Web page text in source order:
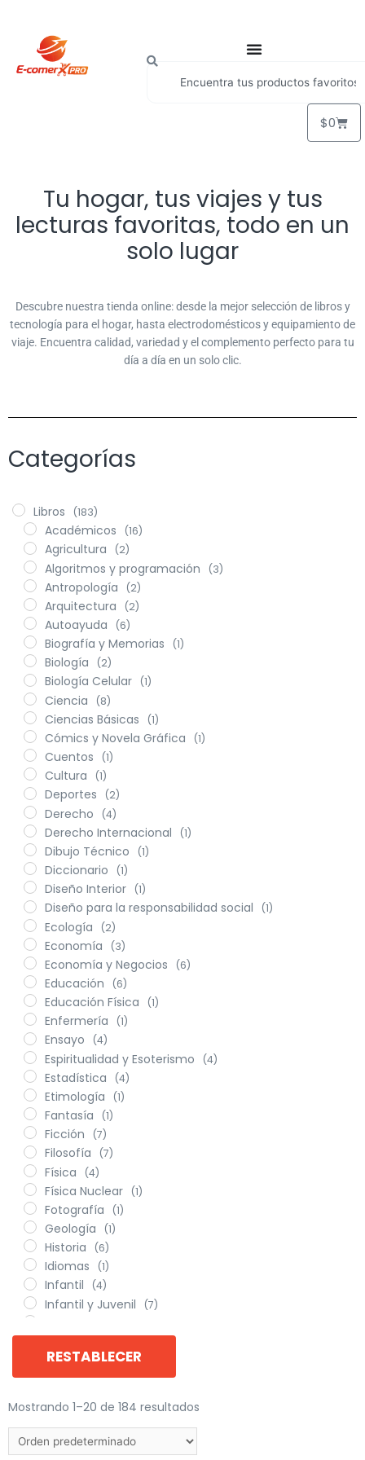
$0
Tu hogar, tus viajes y tus
lecturas favoritas, todo en un
solo lugar
Descubre nuestra tienda online: desde la mejor selección de libros y
tecnología para el hogar, hasta electrodomésticos y equipamiento de
viaje. Encuentra calidad, variedad y el complemento perfecto para tu
día a día en un solo clic.
Categorías
Libros (183)
Académicos (16)
Agricultura (2)
Algoritmos y programación (3)
Antropología (2)
Arquitectura (2)
Autoayuda (6)
Biografía y Memorias (1)
Biología (2)
Biología Celular (1)
Ciencia (8)
Ciencias Básicas (1)
Cómics y Novela Gráfica (1)
Cuentos (1)
Cultura (1)
Deportes (2)
Derecho (4)
Derecho Internacional (1)
Dibujo Técnico (1)
Diccionario (1)
Diseño Interior (1)
Diseño para la responsabilidad social (1)
Ecología (2)
Economía (3)
Economía y Negocios (6)
Educación (6)
Educación Física (1)
Enfermería (1)
Ensayo (4)
Espiritualidad y Esoterismo (4)
Estadística (4)
Etimología (1)
Fantasía (1)
Ficción (7)
Filosofía (7)
Física (4)
Física Nuclear (1)
Fotografía (1)
Geología (1)
Historia (6)
Idiomas (1)
Infantil (4)
Infantil y Juvenil (7)
Ingeniería de Sistemas
Ingeniería Industrial
Lingüística (1)
Literatura (9)
Marketing (2)
Matemáticas (7)
RESTABLECER
Mostrando 1–20 de 184 resultados